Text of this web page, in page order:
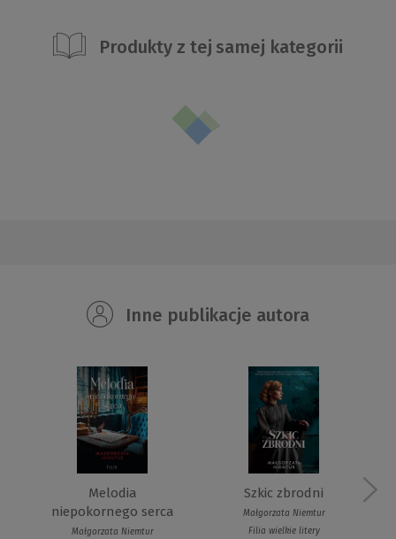
Produkty z tej samej kategorii
Inne publikacje autora
Melodia
niepokornego serca
Małgorzata Niemtur
Szkic zbrodni
Małgorzata Niemtur
Filia wielkie litery